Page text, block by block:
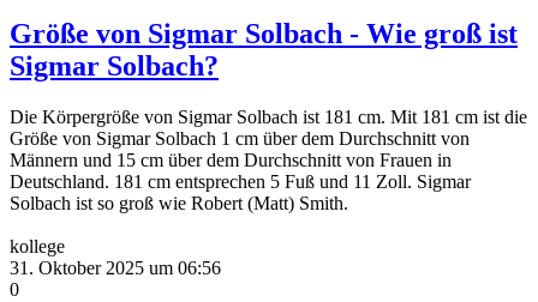
Größe von Sigmar Solbach - Wie groß ist
Sigmar Solbach?
Die Körpergröße von Sigmar Solbach ist 181 cm. Mit 181 cm ist die
Größe von Sigmar Solbach 1 cm über dem Durchschnitt von
Männern und 15 cm über dem Durchschnitt von Frauen in
Deutschland. 181 cm entsprechen 5 Fuß und 11 Zoll. Sigmar
Solbach ist so groß wie Robert (Matt) Smith.
kollege
31. Oktober 2025 um 06:56
0